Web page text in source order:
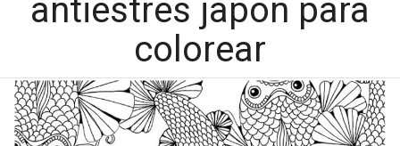
antiestres japon para
colorear